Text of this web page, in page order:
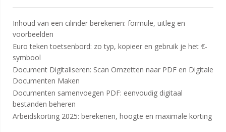
Inhoud van een cilinder berekenen: formule, uitleg en
voorbeelden
Euro teken toetsenbord: zo typ, kopieer en gebruik je het €-
symbool
Document Digitaliseren: Scan Omzetten naar PDF en Digitale
Documenten Maken
Documenten samenvoegen PDF: eenvoudig digitaal
bestanden beheren
Arbeidskorting 2025: berekenen, hoogte en maximale korting